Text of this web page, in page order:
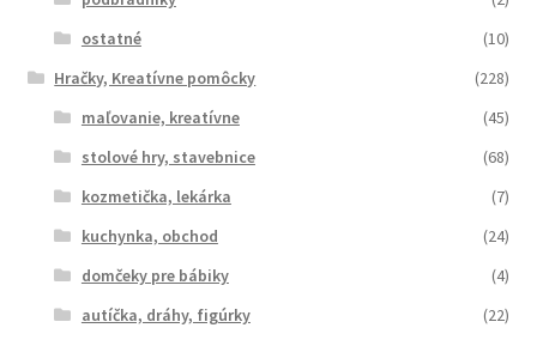
ostatné
(10)
Hračky, Kreatívne pomôcky
(228)
maľovanie, kreatívne
(45)
stolové hry, stavebnice
(68)
kozmetička, lekárka
(7)
kuchynka, obchod
(24)
domčeky pre bábiky
(4)
autíčka, dráhy, figúrky
(22)